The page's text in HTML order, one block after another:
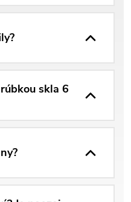
skla 6